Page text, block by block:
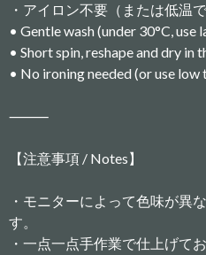
・アイロン不要（または低温で
• Gentle wash (under 30°C, use
• Short spin, reshape and dry in
• No ironing needed (or use
⸻
【注意事項 / Notes】
・モニターによって色味が異
す。
・一点一点手作業で仕上げてお